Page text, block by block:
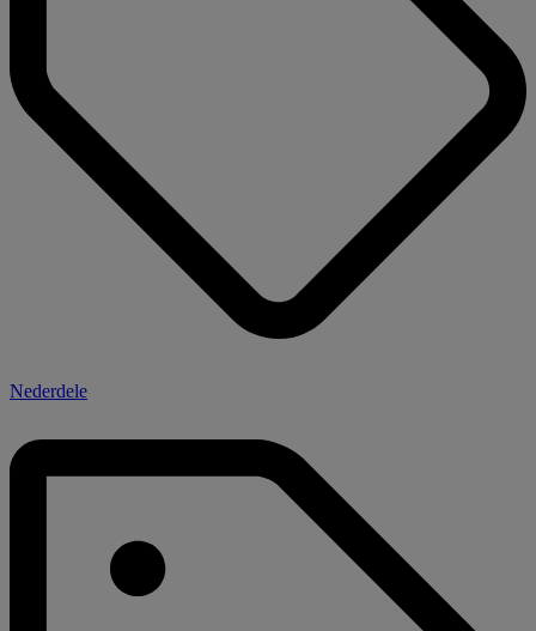
Nederdele